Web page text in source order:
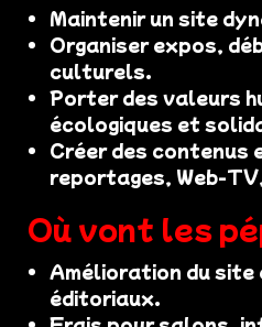
Maintenir un site
Organiser expos,
culturels.
Porter des valeurs
écologiques et
Créer des contenus
reportages, Web-
Où vont les
Amélioration du
éditoriaux.